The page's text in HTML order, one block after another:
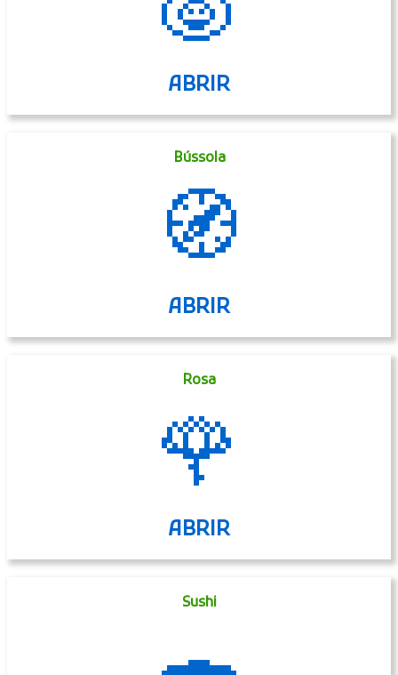
ABRIR
Bússola
🧭
ABRIR
Rosa
🌹
ABRIR
Sushi